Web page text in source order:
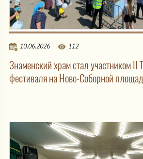
10.06.2026 112
Знаменский храм стал участником II
фестиваля на Ново-Соборной